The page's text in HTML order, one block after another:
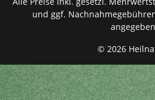
© 2026
und ggf.